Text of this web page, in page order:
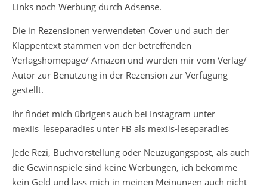
Links noch Werbung durch Adsense.
Die in Rezensionen verwendeten Cover und auch der
Klappentext stammen von der betreffenden
Verlagshomepage/ Amazon und wurden mir vom Verlag/
Autor zur Benutzung in der Rezension zur Verfügung
gestellt.
Ihr findet mich übrigens auch bei Instagram unter
mexiis_leseparadies unter FB als mexiis-leseparadies
Jede Rezi, Buchvorstellung oder Neuzugangspost, als auch
die Gewinnspiele sind keine Werbungen, ich bekomme
kein Geld und lass mich in meinen Meinungen auch nicht